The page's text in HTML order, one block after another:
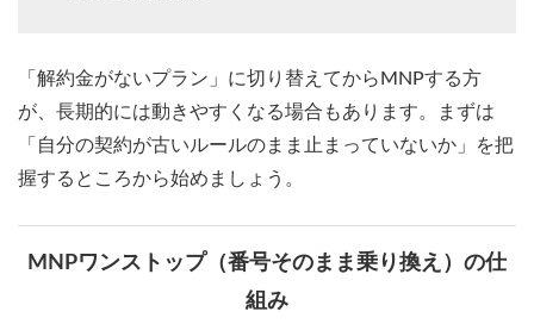
「解約金がないプラン」に切り替えてからMNPする方
が、長期的には動きやすくなる場合もあります。まずは
「自分の契約が古いルールのまま止まっていないか」を把
握するところから始めましょう。
MNPワンストップ（番号そのまま乗り換え）の仕
組み